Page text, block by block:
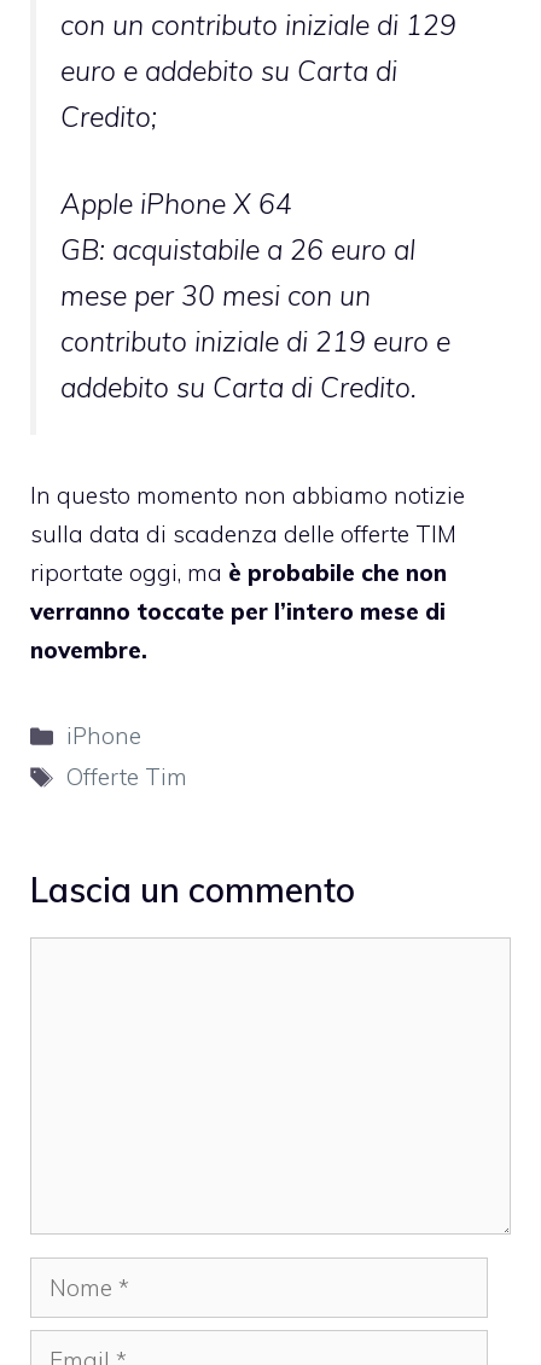
con un contributo iniziale di 129
euro e addebito su Carta di
Credito;
Apple iPhone X 64
GB: acquistabile a 26 euro al
mese per 30 mesi con un
contributo iniziale di 219 euro e
addebito su Carta di Credito.
In questo momento non abbiamo notizie
sulla data di scadenza delle offerte TIM
riportate oggi, ma è probabile che non
verranno toccate per l’intero mese di
novembre.
Categorie
iPhone
Tag
Offerte Tim
Lascia un commento
Nome
Email